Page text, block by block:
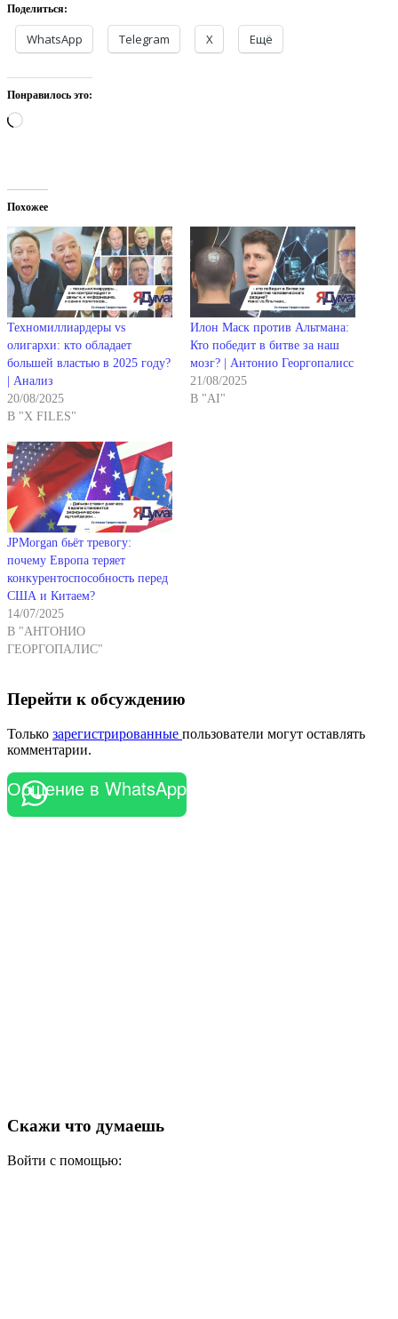
Поделиться:
WhatsApp Telegram X Ещё
Понравилось это:
Загрузка…
Похожее
Техномиллиардеры vs
олигархи: кто обладает
большей властью в 2025 году?
| Анализ
20/08/2025
В "X FILES"
Илон Маск против Альтмана:
Кто победит в битве за наш
мозг? | Антонио Георгопалисс
21/08/2025
В "AI"
JPMorgan бьёт тревогу:
почему Европа теряет
конкурентоспособность перед
США и Китаем?
14/07/2025
В "АНТОНИО
ГЕОРГОПАЛИС"
Перейти к обсуждению
Только зарегистрированные пользователи могут оставлять
комментарии.
Общение в WhatsApp
Скажи что думаешь
Войти с помощью: